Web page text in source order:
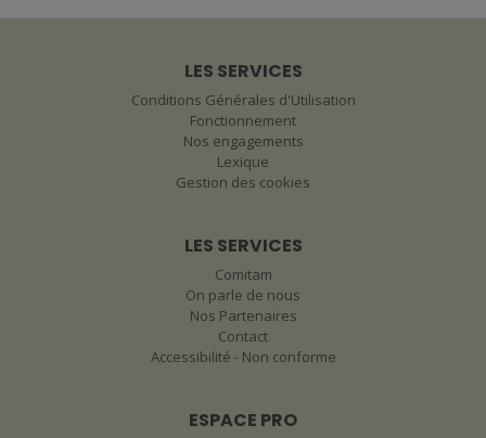
LES SERVICES
Conditions Générales d'Utilisation
Fonctionnement
Nos engagements
Lexique
Gestion des cookies
LES SERVICES
Comitam
On parle de nous
Nos Partenaires
Contact
Accessibilité - Non conforme
ESPACE PRO